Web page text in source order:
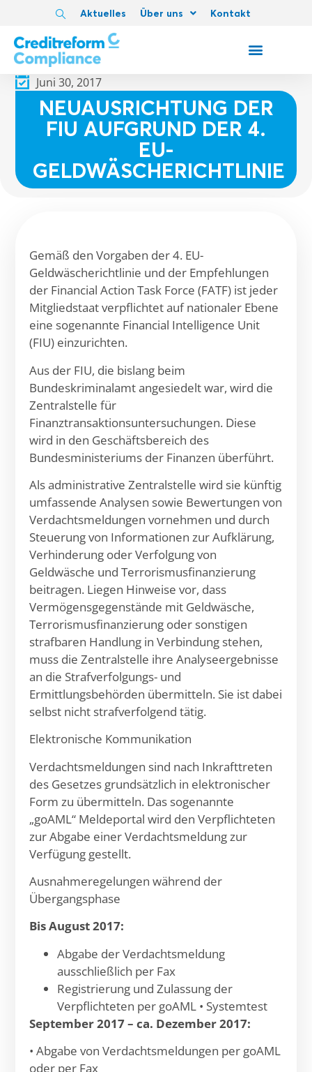
Aktuelles Über uns Kontakt
Juni 30, 2017
NEUAUSRICHTUNG DER
FIU AUFGRUND DER 4.
EU-
GELDWÄSCHERICHTLINIE
Gemäß den Vorgaben der 4. EU-
Geldwäscherichtlinie und der Empfehlungen
der Financial Action Task Force (FATF) ist jeder
Mitgliedstaat verpflichtet auf nationaler Ebene
eine sogenannte Financial Intelligence Unit
(FIU) einzurichten.
Aus der FIU, die bislang beim
Bundeskriminalamt angesiedelt war, wird die
Zentralstelle für
Finanztransaktionsuntersuchungen. Diese
wird in den Geschäftsbereich des
Bundesministeriums der Finanzen überführt.
Als administrative Zentralstelle wird sie künftig
umfassende Analysen sowie Bewertungen von
Verdachtsmeldungen vornehmen und durch
Steuerung von Informationen zur Aufklärung,
Verhinderung oder Verfolgung von
Geldwäsche und Terrorismusfinanzierung
beitragen. Liegen Hinweise vor, dass
Vermögensgegenstände mit Geldwäsche,
Terrorismusfinanzierung oder sonstigen
strafbaren Handlung in Verbindung stehen,
muss die Zentralstelle ihre Analyseergebnisse
an die Strafverfolgungs- und
Ermittlungsbehörden übermitteln. Sie ist dabei
selbst nicht strafverfolgend tätig.
Elektronische Kommunikation
Verdachtsmeldungen sind nach Inkrafttreten
des Gesetzes grundsätzlich in elektronischer
Form zu übermitteln. Das sogenannte
„goAML“ Meldeportal wird den Verpflichteten
zur Abgabe einer Verdachtsmeldung zur
Verfügung gestellt.
Ausnahmeregelungen während der
Übergangsphase
Bis August 2017:
Abgabe der Verdachtsmeldung
ausschließlich per Fax
Registrierung und Zulassung der
Verpflichteten per goAML • Systemtest
September 2017 – ca. Dezember 2017:
• Abgabe von Verdachtsmeldungen per goAML
oder per Fax